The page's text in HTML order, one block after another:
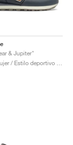
& Jupiter"